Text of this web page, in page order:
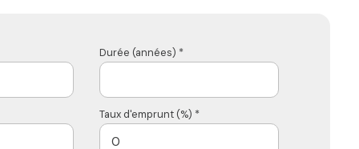
Durée (années) *
Taux d'emprunt (%) *